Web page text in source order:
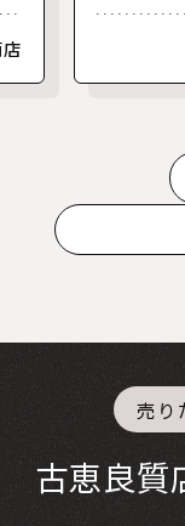
売り
古恵良質